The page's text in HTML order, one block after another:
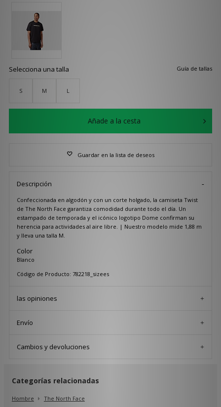
Guía de tallas
Selecciona una talla
S M L
Añade a la cesta
Guardar en la lista de deseos
Descripción
Confeccionada en algodón y con un corte holgado, la camiseta Twist
de The North Face garantiza comodidad durante todo el día. Un
estampado de temporada y el icónico logotipo Dome confirman su
herencia para actividades al aire libre. | Nuestro modelo mide 1,88 m
y lleva una talla M.
Color
Blanco
Código de Producto: 782218_sizees
las opiniones
Envío
Cambios y devoluciones
Categorías relacionadas
Hombre
The North Face